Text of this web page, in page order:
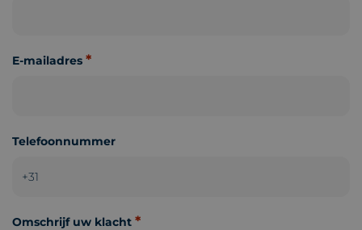
E-mailadres *
Telefoonnummer
Omschrijf uw klacht *